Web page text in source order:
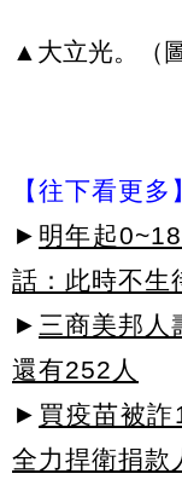
▲大立光。（
【往下看更多
► 明年起
話：此時不生
► 三商美邦人
還有252人
► 買疫苗被詐
全力捍衛捐款